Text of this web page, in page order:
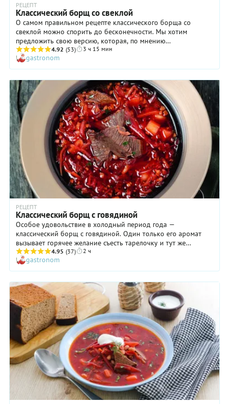
РЕЦЕПТ
Классический борщ со свеклой
О самом правильном рецепте классического борща со
свеклой можно спорить до бесконечности. Мы хотим
предложить свою версию, которая, по мнению
многочисленных специалистов, вполне имеет право на
существование. Главное правило приготовления этого
сложносочиненного супа — не торопиться! Бульон на
мозговой косточке должен вариться долго, на слабом огне,
без бурного кипения: только тогда борщ будет иметь тот
самый насыщенный вкус, за который мы и любим это блюдо.
Ну и нельзя забывать также о вкусных овощах и хорошем
сале с чесноком! Подготовьте все ингредиенты, следуйте
рецепту, и на вашем столе появится тот самый классический
борщ со свеклой, который по праву занимает одно из самых
почетных мест среди супов в мировой табели о рангах.
4.92 (53) 3 ч 15 мин
gastronom
РЕЦЕПТ
Классический борщ с говядиной
Особое удовольствие в холодный период года —
классический борщ с говядиной. Один только его аромат
вызывает горячее желание съесть тарелочку и тут же
попросить вторую! Поэтому готовить это блюдо стоит в
большой кастрюле, с расчетом на добавку. Конечно, на
создание классического борща нужны время, силы, хорошие
продукты и вдохновение, но результат точно стоит того.
Особое внимание обратите на качество свеклы: чем она
слаще и темнее, тем более вкусным получится суп. Готовьте
классический борщ с говядиной, соблюдая все указания
нашего рецепта, и будьте готовы принимать заслуженные
комплименты в адрес вашего кулинарного таланта!
4.95 (37) 2 ч
gastronom